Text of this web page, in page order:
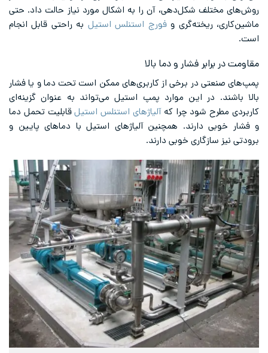
روش‌های مختلف شکل‌دهی، آن را به اشکال مورد نیاز حالت داد. حتی
ماشین‌کاری، ریخته‌گری وفورج استنلس استیل به راحتی قابل انجام
است.
مقاومت در برابر فشار و دما بالا
پمپ‌های صنعتی در برخی از کاربری‌های ممکن است تحت دما و یا فشار
بالا باشند. در این موارد پمپ استیل می‌تواند به عنوان گزینه‌ای
کاربردی مطرح شود چرا کهآلیاژهای استنلس استیلقابلیت تحمل دما
و فشار خوبی دارند. همچنین آلیاژهای استیل با دماهای پایین و
برودتی نیز سازگاری خوبی دارند.